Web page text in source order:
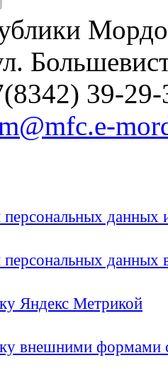
39-29-
персональных
персональных
Яндекс Метрикой
внешними формами